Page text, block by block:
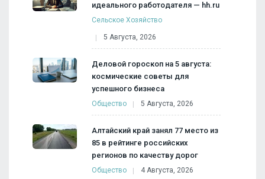
идеального работодателя — hh.ru
Сельское Хозяйство
5 Августа, 2026
Деловой гороскоп на 5 августа:
космические советы для
успешного бизнеса
Общество 5 Августа, 2026
Алтайский край занял 77 место из
85 в рейтинге российских
регионов по качеству дорог
Общество 4 Августа, 2026